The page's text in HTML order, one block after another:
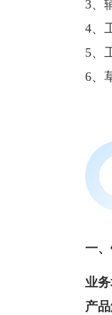
3、
4、
5、
6、
一、
业务
产